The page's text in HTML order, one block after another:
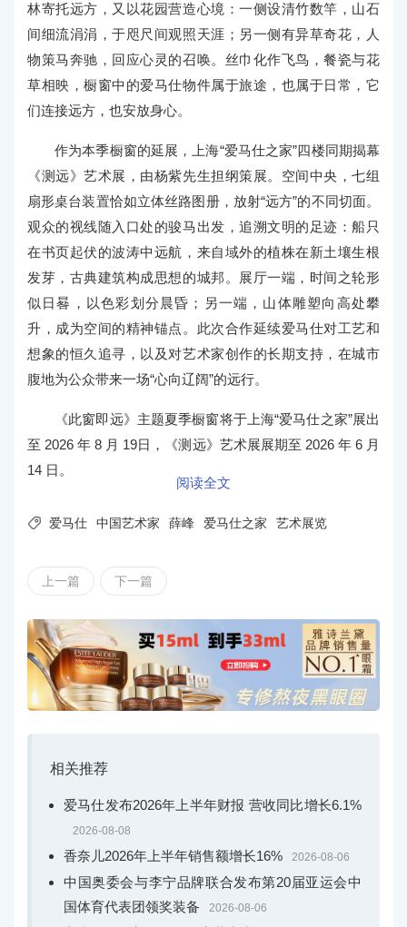
林寄托远方，又以花园营造心境：一侧设清竹数竿，山石
间细流涓涓，于咫尺间观照天涯；另一侧有异草奇花，人
物策马奔驰，回应心灵的召唤。丝巾化作飞鸟，餐瓷与花
草相映，橱窗中的爱马仕物件属于旅途，也属于日常，它
们连接远方，也安放身心。
作为本季橱窗的延展，上海“爱马仕之家”四楼同期揭幕
《测远》艺术展，由杨紫先生担纲策展。空间中央，七组
扇形桌台装置恰如立体丝路图册，放射“远方”的不同切面。
观众的视线随入口处的骏马出发，追溯文明的足迹：船只
在书页起伏的波涛中远航，来自域外的植株在新土壤生根
发芽，古典建筑构成思想的城邦。展厅一端，时间之轮形
似日晷，以色彩划分晨昏；另一端，山体雕塑向高处攀
升，成为空间的精神锚点。此次合作延续爱马仕对工艺和
想象的恒久追寻，以及对艺术家创作的长期支持，在城市
腹地为公众带来一场“心向辽阔”的远行。
《此窗即远》主题夏季橱窗将于上海“爱马仕之家”展出
至 2026 年 8 月 19日，《测远》艺术展展期至 2026 年 6 月
14 日。
阅读全文
 爱马仕 中国艺术家 薛峰 爱马仕之家 艺术展览
上一篇 下一篇
相关推荐
爱马仕发布2026年上半年财报 营收同比增长6.1%
2026-08-08
香奈儿2026年上半年销售额增长16% 2026-08-06
中国奥委会与李宁品牌联合发布第20届亚运会中
国体育代表团领奖装备
2026-08-06